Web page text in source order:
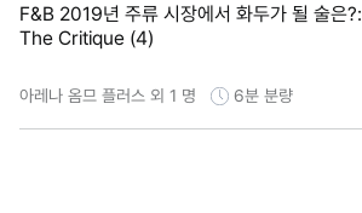
F&B 2019년 주류 시장에서 화두가 될 술은?:
The Critique (4)
아레나 옴므 플러스 외 1 명 6분 분량